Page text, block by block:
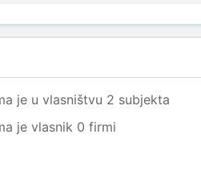
je u vlasništvu 2 subjekta
je vlasnik 0 firmi